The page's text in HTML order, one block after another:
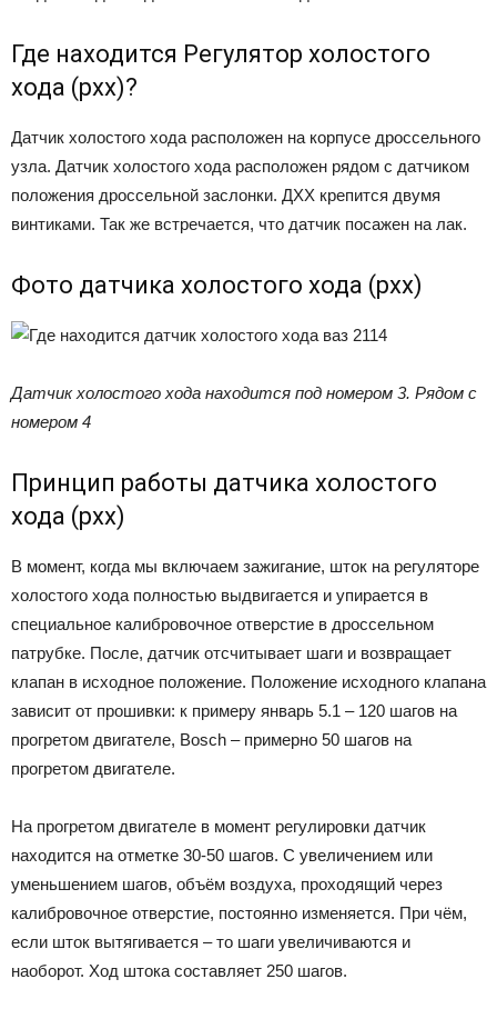
Где находится Регулятор холостого
хода (рхх)?
Датчик холостого хода расположен на корпусе дроссельного
узла. Датчик холостого хода расположен рядом с датчиком
положения дроссельной заслонки. ДХХ крепится двумя
винтиками. Так же встречается, что датчик посажен на лак.
Фото датчика холостого хода (рхх)
Датчик холостого хода находится под номером 3. Рядом с
номером 4
Принцип работы датчика холостого
хода (рхх)
В момент, когда мы включаем зажигание, шток на регуляторе
холостого хода полностью выдвигается и упирается в
специальное калибровочное отверстие в дроссельном
патрубке. После, датчик отсчитывает шаги и возвращает
клапан в исходное положение. Положение исходного клапана
зависит от прошивки: к примеру январь 5.1 – 120 шагов на
прогретом двигателе, Bosch – примерно 50 шагов на
прогретом двигателе.
На прогретом двигателе в момент регулировки датчик
находится на отметке 30-50 шагов. С увеличением или
уменьшением шагов, объём воздуха, проходящий через
калибровочное отверстие, постоянно изменяется. При чём,
если шток вытягивается – то шаги увеличиваются и
наоборот. Ход штока составляет 250 шагов.